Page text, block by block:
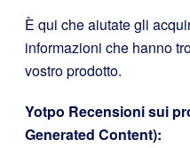
È qui che aiutate gli
informazioni che hanno
vostro prodotto.
Yotpo Recensioni sui
Generated Content):